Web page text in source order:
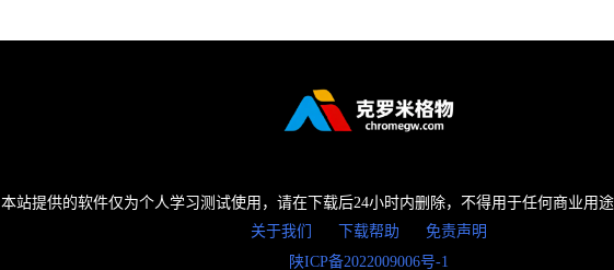
本站提供的软件仅为个人学习测试使用，请在下载后24小时内删除，不得用于任何商业用途
关于我们
下载帮助
免责声明
陕ICP备2022009006号-1